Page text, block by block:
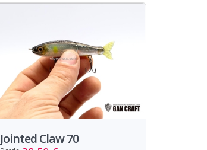
Jointed Claw 70